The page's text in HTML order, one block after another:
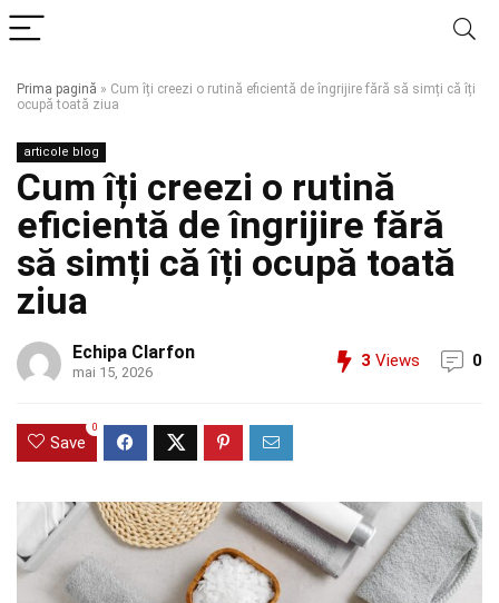
Prima pagină » Cum îți creezi o rutină eficientă de îngrijire fără să simți că îți
ocupă toată ziua
articole blog
Cum îți creezi o rutină
eficientă de îngrijire fără
să simți că îți ocupă toată
ziua
Echipa Clarfon
mai 15, 2026
3 Views 0
Save
0